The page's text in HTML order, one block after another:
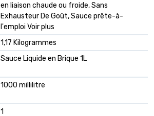
en liaison chaude ou froide, Sans
Exhausteur De Goût, Sauce prête-à-
l'emploi Voir plus
1,17 Kilogrammes
Sauce Liquide en Brique 1L
1000 millilitre
1